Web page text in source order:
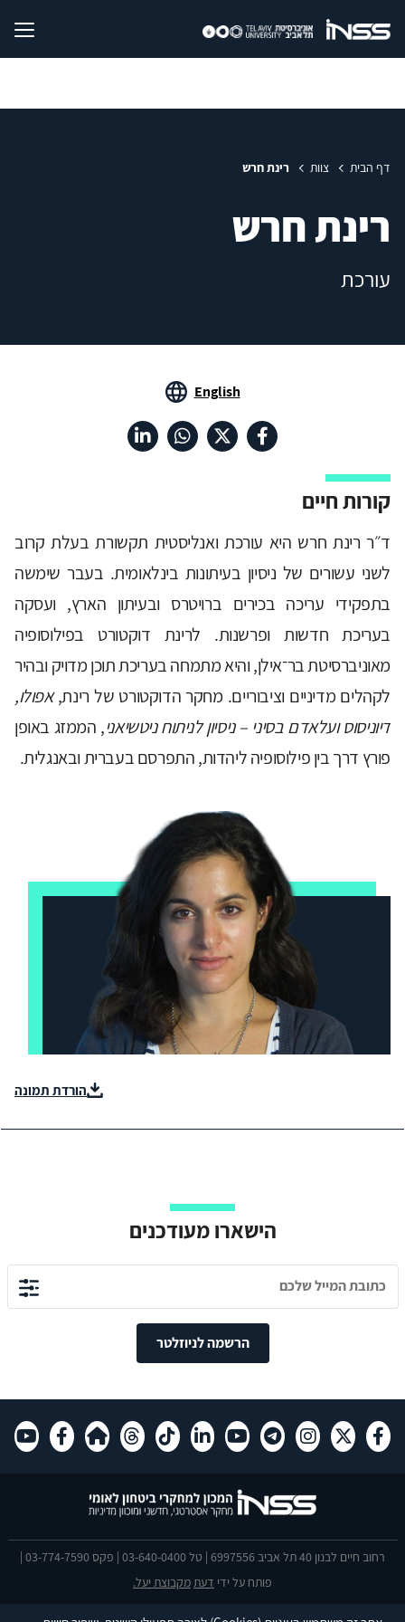
דף הבית צוות רינת חרש
רינת חרש
עורכת
English
קורות חיים
ד״ר רינת חרש היא עורכת ואנליסטית תקשורת בעלת קרוב
לשני עשורים של ניסיון בעיתונות בינלאומית. בעבר שימשה
בתפקידי עריכה בכירים ברויטרס ובעיתון הארץ, ועסקה
בעריכת חדשות ופרשנות. לרינת דוקטורט בפילוסופיה
מאוניברסיטת בר־אילן, והיא מתמחה בעריכת תוכן מדויק ובהיר
לקהלים מדיניים וציבוריים. מחקר הדוקטורט של רינת,אפולו,
דיוניסוס ועלאדם בסיני – ניסיון לניתוח ניטשיאני, הממזג באופן
פורץ דרך בין פילוסופיה ליהדות, התפרסם בעברית ובאנגלית.
הורדת תמונה
הישארו מעודכנים
הרשמה לניוזלטר
רחוב חיים לבנון 40 תל אביב 6997556 | טל 03-640-0400 | פקס 03-774-7590 |
פותח על ידי דעתמקבוצת יעל.